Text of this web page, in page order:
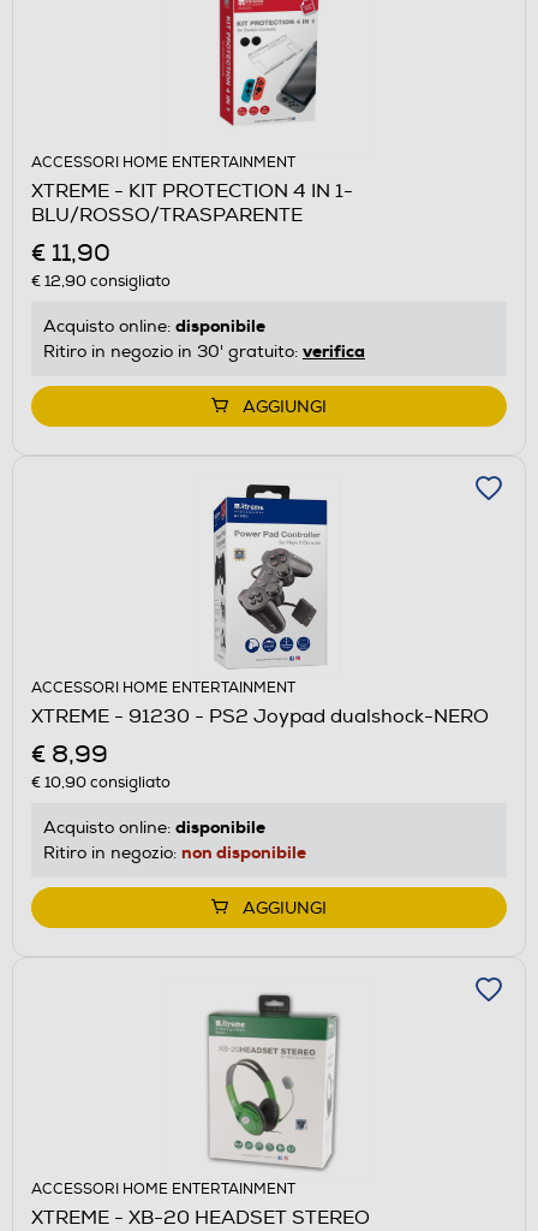
ACCESSORI HOME ENTERTAINMENT
XTREME - KIT PROTECTION 4 IN 1-
BLU/ROSSO/TRASPARENTE
€ 11,90
€ 12,90consigliato
Acquisto online: disponibile
Ritiro in negozio in 30' gratuito: verifica
AGGIUNGI
ACCESSORI HOME ENTERTAINMENT
XTREME - 91230 - PS2 Joypad dualshock-NERO
€ 8,99
€ 10,90consigliato
Acquisto online: disponibile
Ritiro in negozio: non disponibile
AGGIUNGI
ACCESSORI HOME ENTERTAINMENT
XTREME - XB-20 HEADSET STEREO